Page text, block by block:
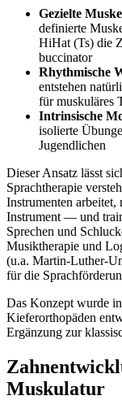
Gezielte
definierte
HiHat (Ts) die
buccinator
Rhythmische
entstehen
für muskuläres
Intrinsische
isolierte
Jugendlichen
Dieser Ansatz lässt
Sprachtherapie
Instrumenten
Instrument — und
Sprechen und
Musiktherapie und
(u.a. Martin-Luther-
für die
Das Konzept wurde
Kieferorthopäden
Ergänzung zur
Muskulatur